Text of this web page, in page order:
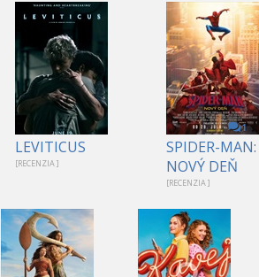
LEVITICUS
[RECENZIA ]
1
SPIDER-MAN:
NOVÝ DEŇ
[RECENZIA ]